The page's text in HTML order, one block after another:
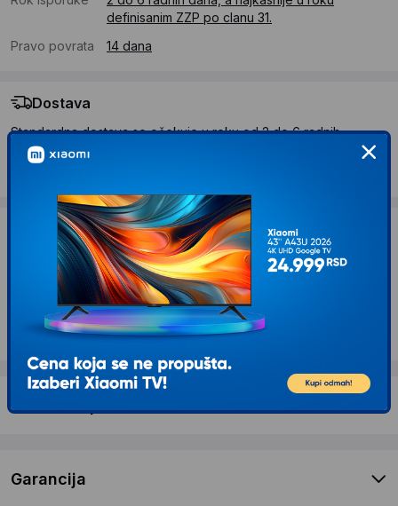
definisanim ZZP po clanu 31.
Pravo povrata
14 dana
Dostava
Standardna dostava se očekuje u roku od 2 do 6 radnih
dana
Želite li ponudu za firmu?
Kontaktirajte nas
Opis proizvoda Polesie Dinosaurus na
rasklapanje Triceratops
Dostava i povrat
Garancija